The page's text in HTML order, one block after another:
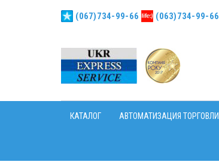
(067)734-99-66 (063)734-99-66
КАТАЛОГ АВТОМАТИЗАЦИЯ ТОРГОВЛИ